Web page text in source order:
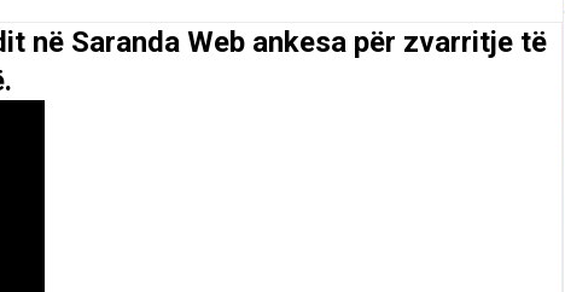
në Saranda Web ankesa për zvarritje të